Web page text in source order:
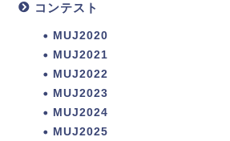
コンテスト
MUJ2020
MUJ2021
MUJ2022
MUJ2023
MUJ2024
MUJ2025